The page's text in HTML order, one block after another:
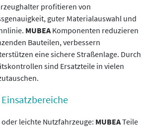
profitieren von
guter Materialauswahl und
MUBEAKomponenten reduzieren
Bauteilen, verbessern
eine sichere Straßenlage. Durch
sind Ersatzteile in vielen
leichte Nutzfahrzeuge: MUBEATeile